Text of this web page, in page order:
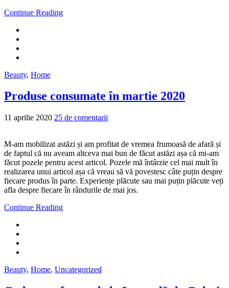
Continue Reading
Beauty, Home
Produse consumate în martie 2020
11 aprilie 2020 25 de comentarii
M-am mobilizat astăzi și am profitat de vremea frumoasă de afară și
de faptul că nu aveam altceva mai bun de făcut astăzi așa că mi-am
făcut pozele pentru acest articol. Pozele mă întârzie cel mai mult în
realizarea unui articol așa că vreau să vă povestesc câte puțin despre
fiecare produs în parte. Experiențe plăcute sau mai puțin plăcute veți
afla despre fiecare în rândurile de mai jos.
Continue Reading
Beauty, Home, Uncategorized